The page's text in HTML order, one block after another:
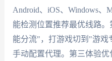
Android、iOS、Windows、
能检测位置推荐最优线路
能分流"，打游戏切到"游戏
手动配置代理。第三体验